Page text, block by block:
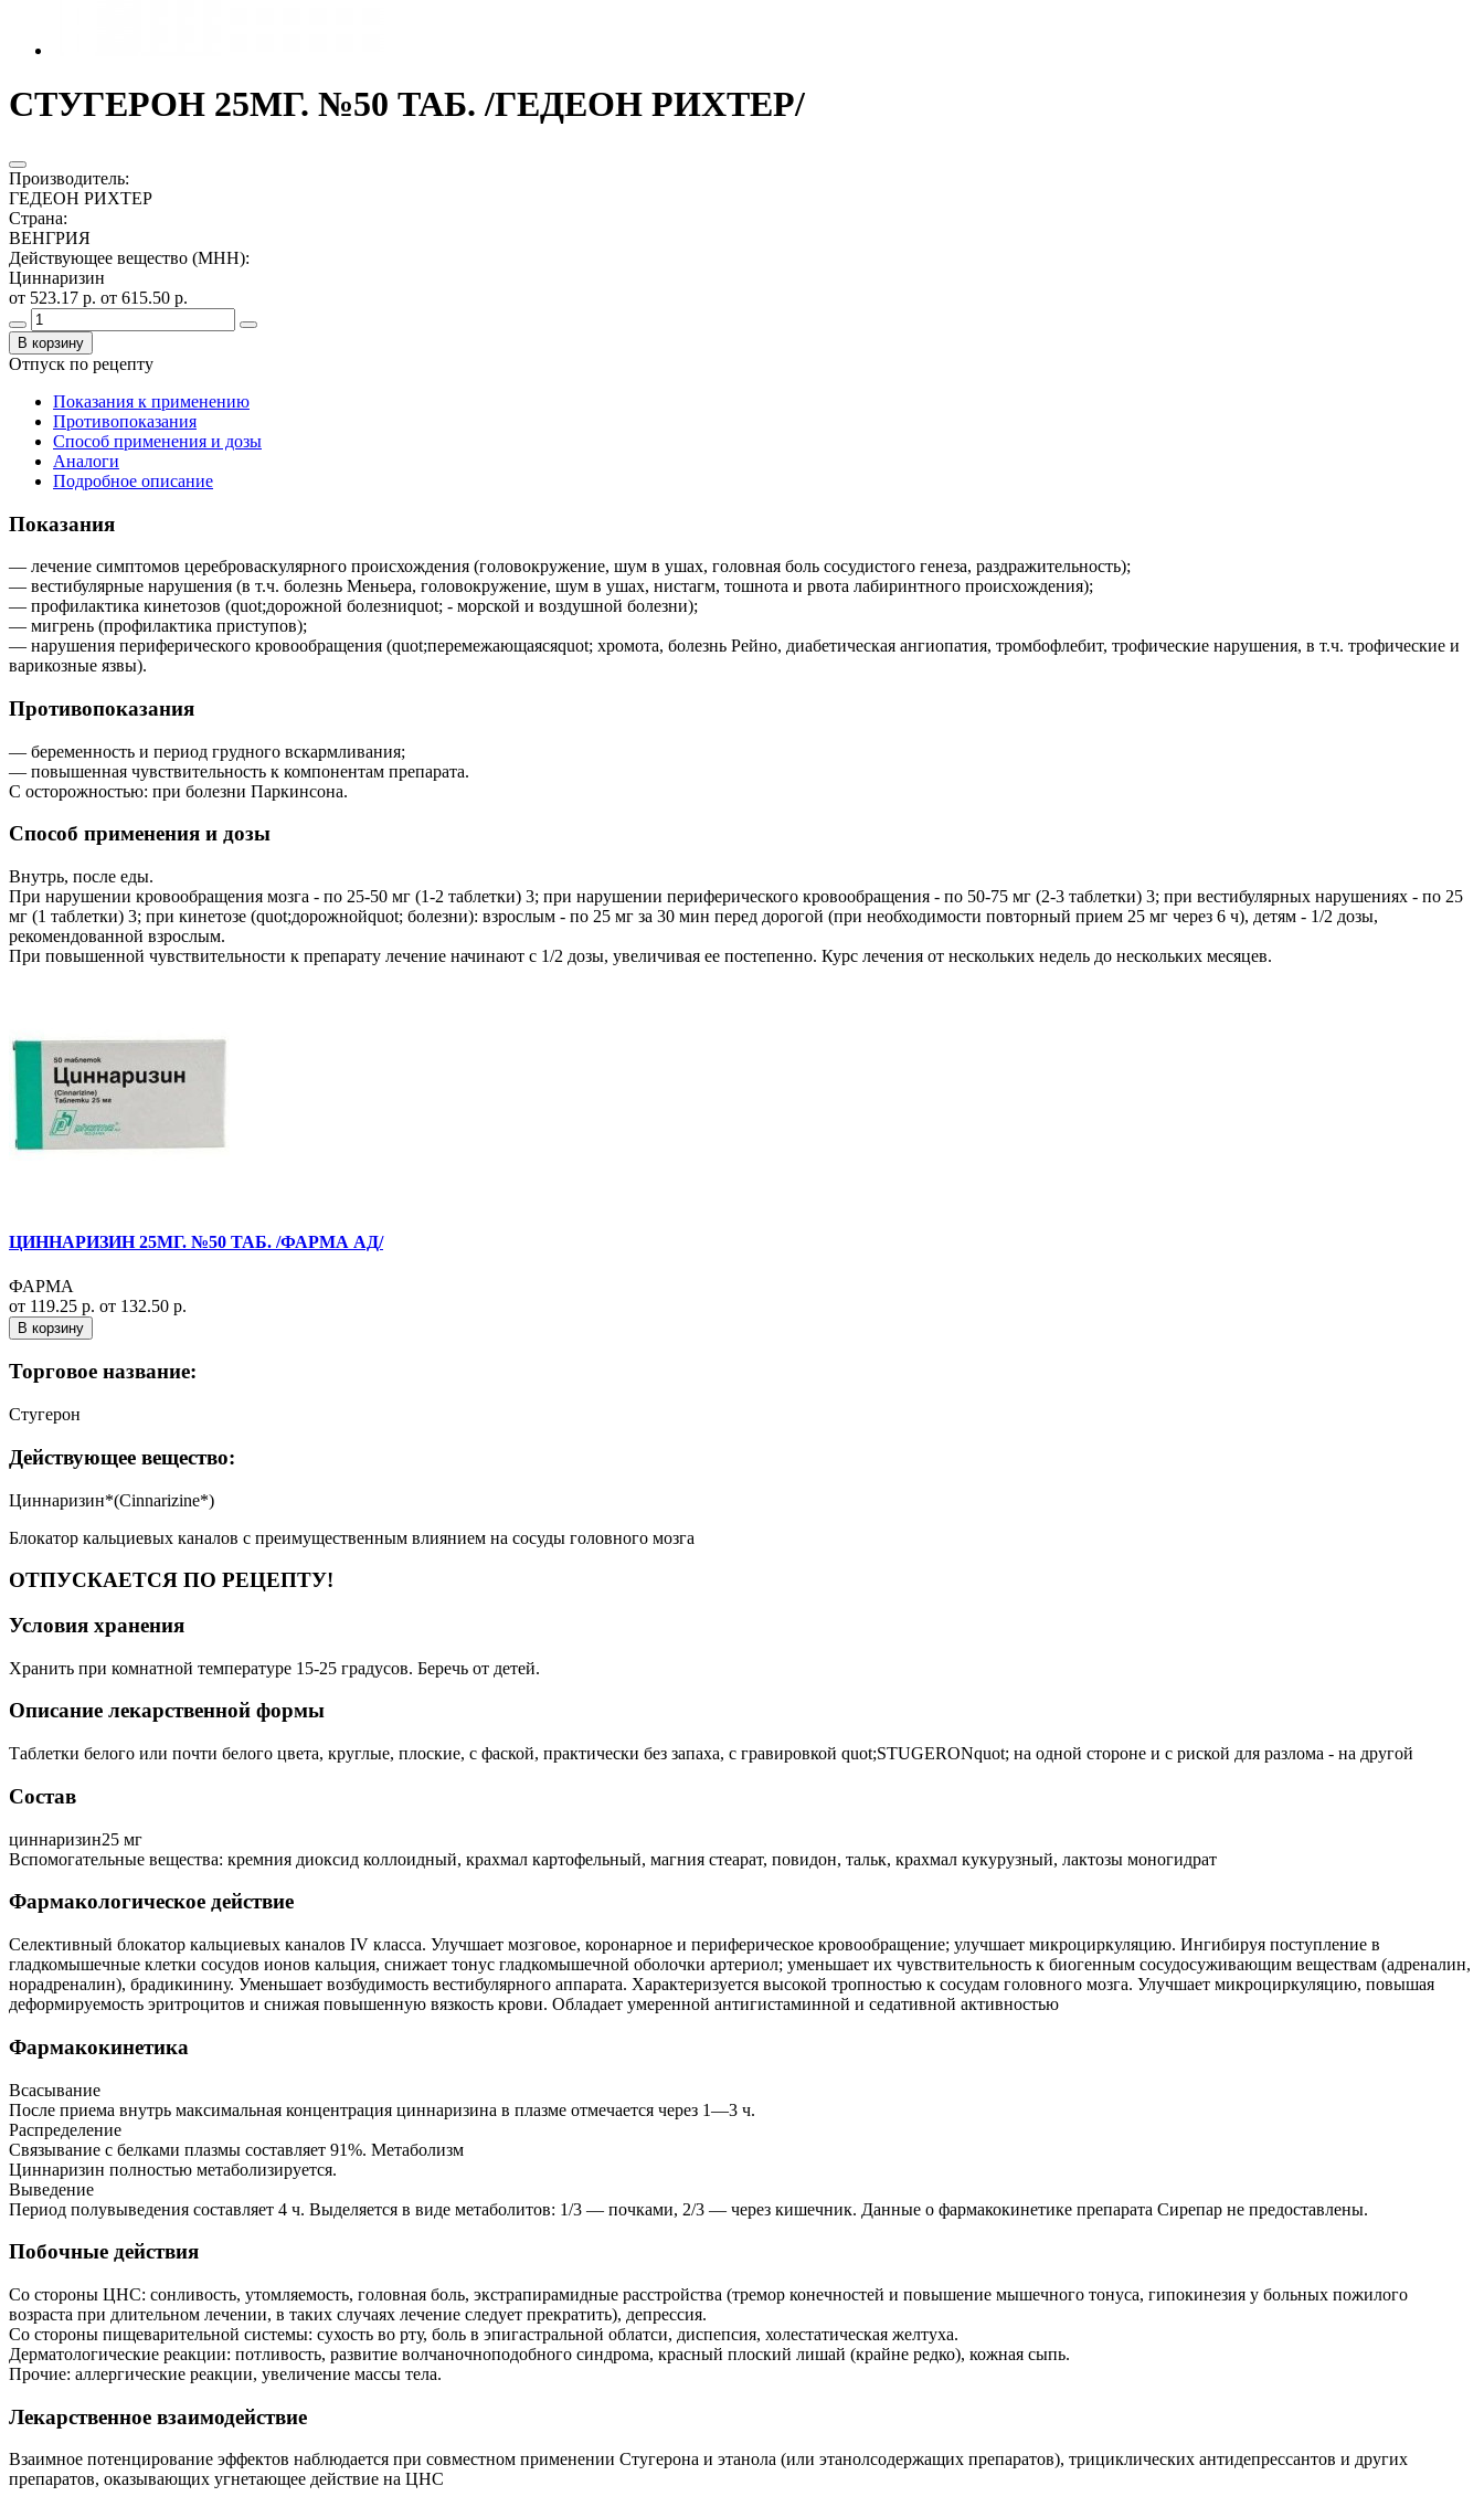
СТУГЕРОН 25МГ. №50 ТАБ. /ГЕДЕОН РИХТЕР/
Производитель:
ГЕДЕОН РИХТЕР
Страна:
ВЕНГРИЯ
Действующее вещество (МНН):
Циннаризин
от 523.17 р. от 615.50 р.
В корзину
Отпуск по рецепту
Показания к применению
Противопоказания
Способ применения и дозы
Аналоги
Подробное описание
Показания
— лечение симптомов цереброваскулярного происхождения (головокружение, шум в ушах, головная боль сосудистого генеза, раздражительность);
— вестибулярные нарушения (в т.ч. болезнь Меньера, головокружение, шум в ушах, нистагм, тошнота и рвота лабиринтного происхождения);
— профилактика кинетозов (quot;дорожной болезниquot; - морской и воздушной болезни);
— мигрень (профилактика приступов);
— нарушения периферического кровообращения (quot;перемежающаясяquot; хромота, болезнь Рейно, диабетическая ангиопатия, тромбофлебит, трофические нарушения, в т.ч. трофические и
варикозные язвы).
Противопоказания
— беременность и период грудного вскармливания;
— повышенная чувствительность к компонентам препарата.
С осторожностью: при болезни Паркинсона.
Способ применения и дозы
Внутрь, после еды.
При нарушении кровообращения мозга - по 25-50 мг (1-2 таблетки) 3; при нарушении периферического кровообращения - по 50-75 мг (2-3 таблетки) 3; при вестибулярных нарушениях - по 25
мг (1 таблетки) 3; при кинетозе (quot;дорожнойquot; болезни): взрослым - по 25 мг за 30 мин перед дорогой (при необходимости повторный прием 25 мг через 6 ч), детям - 1/2 дозы,
рекомендованной взрослым.
При повышенной чувствительности к препарату лечение начинают с 1/2 дозы, увеличивая ее постепенно. Курс лечения от нескольких недель до нескольких месяцев.
ЦИННАРИЗИН 25МГ. №50 ТАБ. /ФАРМА АД/
ФАРМА
от 119.25 р. от 132.50 р.
В корзину
Торговое название:
Стугерон
Действующее вещество:
Циннаризин*(Cinnarizine*)
Блокатор кальциевых каналов с преимущественным влиянием на сосуды головного мозга
ОТПУСКАЕТСЯ ПО РЕЦЕПТУ!
Условия хранения
Хранить при комнатной температуре 15-25 градусов. Беречь от детей.
Описание лекарственной формы
Таблетки белого или почти белого цвета, круглые, плоские, с фаской, практически без запаха, с гравировкой quot;STUGERONquot; на одной стороне и с риской для разлома - на другой
Состав
циннаризин25 мг
Вспомогательные вещества: кремния диоксид коллоидный, крахмал картофельный, магния стеарат, повидон, тальк, крахмал кукурузный, лактозы моногидрат
Фармакологическое действие
Селективный блокатор кальциевых каналов IV класса. Улучшает мозговое, коронарное и периферическое кровообращение; улучшает микроциркуляцию. Ингибируя поступление в
гладкомышечные клетки сосудов ионов кальция, снижает тонус гладкомышечной оболочки артериол; уменьшает их чувствительность к биогенным сосудосуживающим веществам (адреналин,
норадреналин), брадикинину. Уменьшает возбудимость вестибулярного аппарата. Характеризуется высокой тропностью к сосудам головного мозга. Улучшает микроциркуляцию, повышая
деформируемость эритроцитов и снижая повышенную вязкость крови. Обладает умеренной антигистаминной и седативной активностью
Фармакокинетика
Всасывание
После приема внутрь максимальная концентрация циннаризина в плазме отмечается через 1—3 ч.
Распределение
Связывание с белками плазмы составляет 91%. Метаболизм
Циннаризин полностью метаболизируется.
Выведение
Период полувыведения составляет 4 ч. Выделяется в виде метаболитов: 1/3 — почками, 2/3 — через кишечник. Данные о фармакокинетике препарата Сирепар не предоставлены.
Побочные действия
Со стороны ЦНС: сонливость, утомляемость, головная боль, экстрапирамидные расстройства (тремор конечностей и повышение мышечного тонуса, гипокинезия у больных пожилого
возраста при длительном лечении, в таких случаях лечение следует прекратить), депрессия.
Со стороны пищеварительной системы: сухость во рту, боль в эпигастральной облатси, диспепсия, холестатическая желтуха.
Дерматологические реакции: потливость, развитие волчаночноподобного синдрома, красный плоский лишай (крайне редко), кожная сыпь.
Прочие: аллергические реакции, увеличение массы тела.
Лекарственное взаимодействие
Взаимное потенцирование эффектов наблюдается при совместном применении Стугерона и этанола (или этанолсодержащих препаратов), трициклических антидепрессантов и других
препаратов, оказывающих угнетающее действие на ЦНС